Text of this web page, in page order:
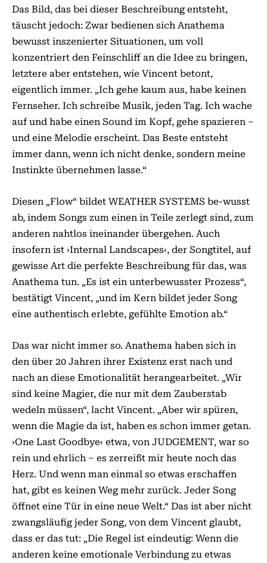
Das Bild, das bei dieser Beschreibung entsteht,
täuscht jedoch: Zwar bedienen sich Anathema
bewusst inszenierter Situationen, um voll
konzentriert den Feinschliff an die Idee zu bringen,
letztere aber entstehen, wie Vincent betont,
eigentlich immer. „Ich gehe kaum aus, habe keinen
Fernseher. Ich schreibe Musik, jeden Tag. Ich wache
auf und habe einen Sound im Kopf, gehe spazieren –
und eine Melodie erscheint. Das Beste entsteht
immer dann, wenn ich nicht denke, sondern meine
Instinkte übernehmen lasse.“
Diesen „Flow“ bildet WEATHER SYSTEMS be-wusst
ab, indem Songs zum einen in Teile zerlegt sind, zum
anderen nahtlos ineinander übergehen. Auch
insofern ist ›Internal Landscapes‹, der Songtitel, auf
gewisse Art die perfekte Beschreibung für das, was
Anathema tun. „Es ist ein unterbewusster Prozess“,
bestätigt Vincent, „und im Kern bildet jeder Song
eine authentisch erlebte, gefühlte Emotion ab.“
Das war nicht immer so. Anathema haben sich in
den über 20 Jahren ihrer Existenz erst nach und
nach an diese Emotionalität herangearbeitet. „Wir
sind keine Magier, die nur mit dem Zauberstab
wedeln müssen“, lacht Vincent. „Aber wir spüren,
wenn die Magie da ist, haben es schon immer getan.
›One Last Goodbye‹ etwa, von JUDGEMENT, war so
rein und ehrlich – es zerreißt mir heute noch das
Herz. Und wenn man einmal so etwas erschaffen
hat, gibt es keinen Weg mehr zurück. Jeder Song
öffnet eine Tür in eine neue Welt.“ Das ist aber nicht
zwangsläufig jeder Song, von dem Vincent glaubt,
dass er das tut: „Die Regel ist eindeutig: Wenn die
anderen keine emotionale Verbindung zu etwas